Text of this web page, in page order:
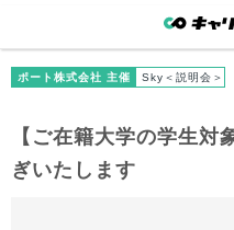
ポート株式会社 主催 Sky＜説明会＞
【 ご在籍大学の学生対
ぎいたします